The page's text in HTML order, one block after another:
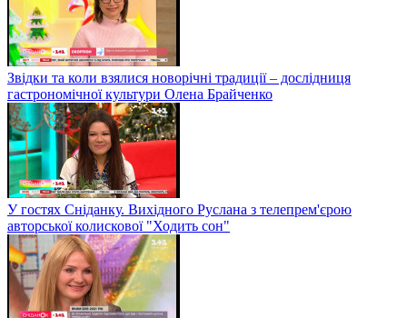
Звідки та коли взялися новорічні традиції – дослідниця
гастрономічної культури Олена Брайченко
У гостях Сніданку. Вихідного Руслана з телепрем'єрою
авторської колискової "Ходить сон"